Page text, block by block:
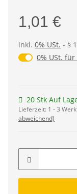
1,01 €
inkl. 0% USt. - §
0% USt.
0% USt.
20 Stk Auf
Lieferzeit: 1 - 3
abweichend)